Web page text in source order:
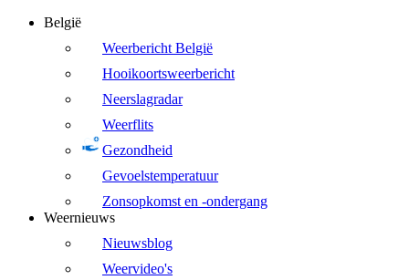
België
Weerbericht België
Hooikoortsweerbericht
Neerslagradar
Weerflits
Gezondheid
Gevoelstemperatuur
Zonsopkomst en -ondergang
Weernieuws
Nieuwsblog
Weervideo's